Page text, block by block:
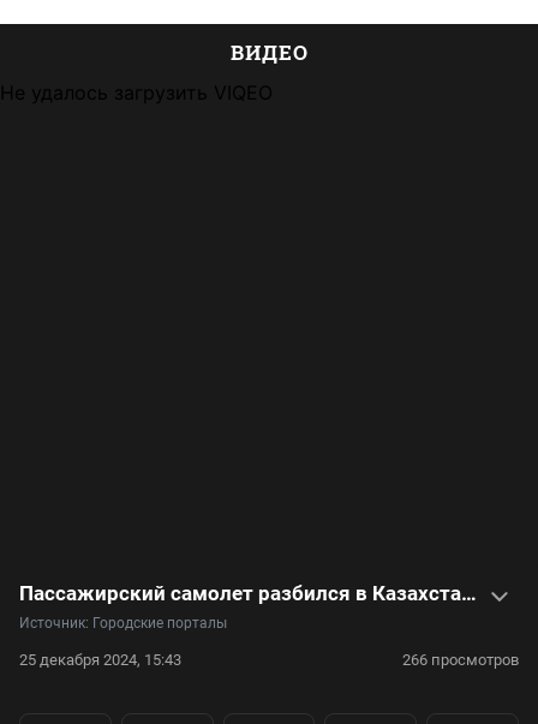
ВИДЕО
Не удалось загрузить VIQEO
Пассажирский самолет разбился в Казахстане: видео
Источник: Городские порталы
25 декабря 2024, 15:43 266 просмотров